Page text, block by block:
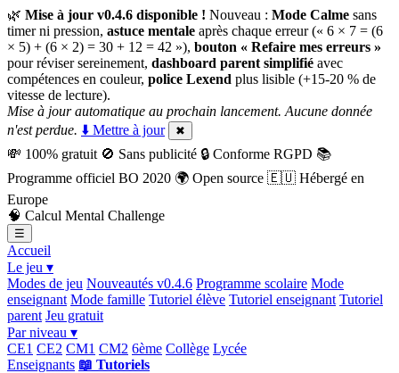
🌿 Mise à jour v0.4.6 disponible ! Nouveau : Mode Calme sans
timer ni pression, astuce mentale après chaque erreur (« 6 × 7 = (6
× 5) + (6 × 2) = 30 + 12 = 42 »), bouton « Refaire mes erreurs »
pour réviser sereinement, dashboard parent simplifié avec
compétences en couleur, police Lexend plus lisible (+15-20 % de
vitesse de lecture).
Mise à jour automatique au prochain lancement. Aucune donnée
n'est perdue. ⬇️ Mettre à jour ✖
💸 100% gratuit 🚫 Sans publicité 🔒 Conforme RGPD 📚
Programme officiel BO 2020 🌍 Open source 🇪🇺 Hébergé en
Europe
🧠 Calcul Mental Challenge
☰
Accueil
Le jeu ▾
Modes de jeu Nouveautés v0.4.6 Programme scolaire Mode
enseignant Mode famille Tutoriel élève Tutoriel enseignant Tutoriel
parent Jeu gratuit
Par niveau ▾
CE1 CE2 CM1 CM2 6ème Collège Lycée
Enseignants 📖 Tutoriels